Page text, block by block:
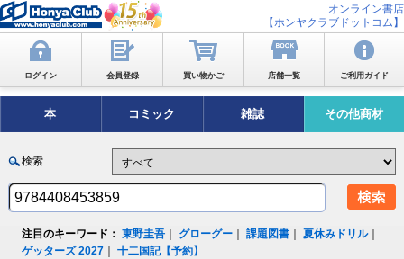
オンライン書店
【ホンヤクラブドットコム】
ログイン 会員登録 買い物かご 店舗一覧 ご利用ガイド
本 コミック 雑誌 その他商材
検索
注目のキーワード： 東野圭吾 グローグー ｜課題図書 ｜夏休みドリル｜
ゲッターズ 2027 ｜十二国記【予約】